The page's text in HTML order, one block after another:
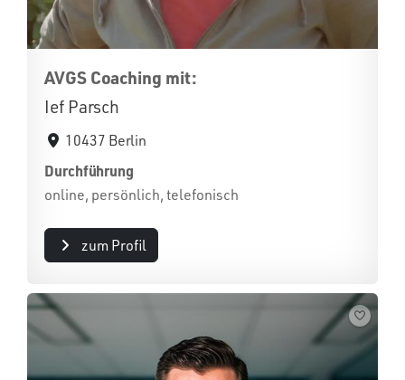
AVGS Coaching mit:
Ief Parsch
10437 Berlin
Durchführung
online, persönlich, telefonisch
zum Profil